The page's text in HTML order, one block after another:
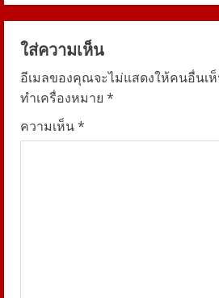
e
R
e
a
ใส่ความเห็น
อีเมลของคุณจะไม่แสดงให้คนอื่นเ
ทำเครื่องหมาย *
ความเห็น*